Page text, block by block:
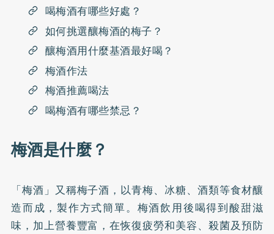
喝梅酒有哪些好處？
如何挑選釀梅酒的梅子？
釀梅酒用什麼基酒最好喝？
梅酒作法
梅酒推薦喝法
喝梅酒有哪些禁忌？
梅酒是什麼？
「梅酒」又稱梅子酒，以青梅、冰糖、酒類等食材釀
造而成，製作方式簡單。梅酒飲用後喝得到酸甜滋
味，加上營養豐富，在恢復疲勞和美容、殺菌及預防